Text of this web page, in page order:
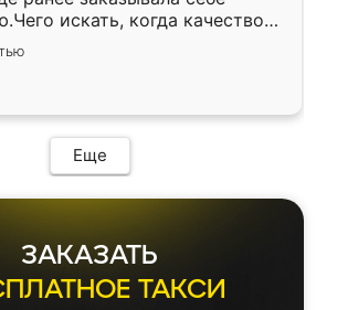
искать, когда качеством
Служит кухня уже почти
нет.
Еще
ЗАКАЗАТЬ
ТАКСИ